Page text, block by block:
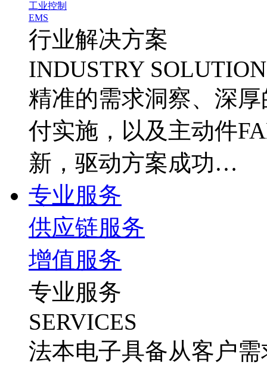
工业控制
EMS
行业解决方案
INDUSTRY
精准的需求洞察、深
付实施，以及主动件
新，驱动方案成功…
专业服务
供应链服务
增值服务
专业服务
SERVICES
法本电子具备从客户